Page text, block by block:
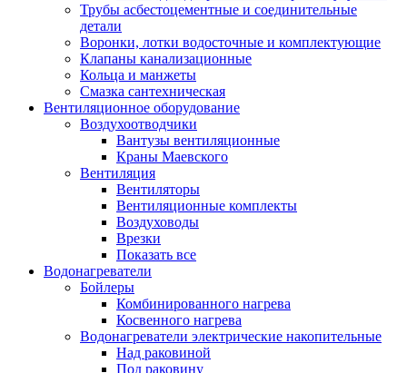
Трубы асбестоцементные и соединительные
детали
Воронки, лотки водосточные и комплектующие
Клапаны канализационные
Кольца и манжеты
Смазка сантехническая
Вентиляционное оборудование
Воздухоотводчики
Вантузы вентиляционные
Краны Маевского
Вентиляция
Вентиляторы
Вентиляционные комплекты
Воздуховоды
Врезки
Показать все
Водонагреватели
Бойлеры
Комбинированного нагрева
Косвенного нагрева
Водонагреватели электрические накопительные
Над раковиной
Под раковину